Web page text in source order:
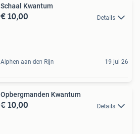
Schaal Kwantum
€ 10,00 Details
Alphen aan den Rijn 19 jul 26
Opbergmanden Kwantum
€ 10,00 Details